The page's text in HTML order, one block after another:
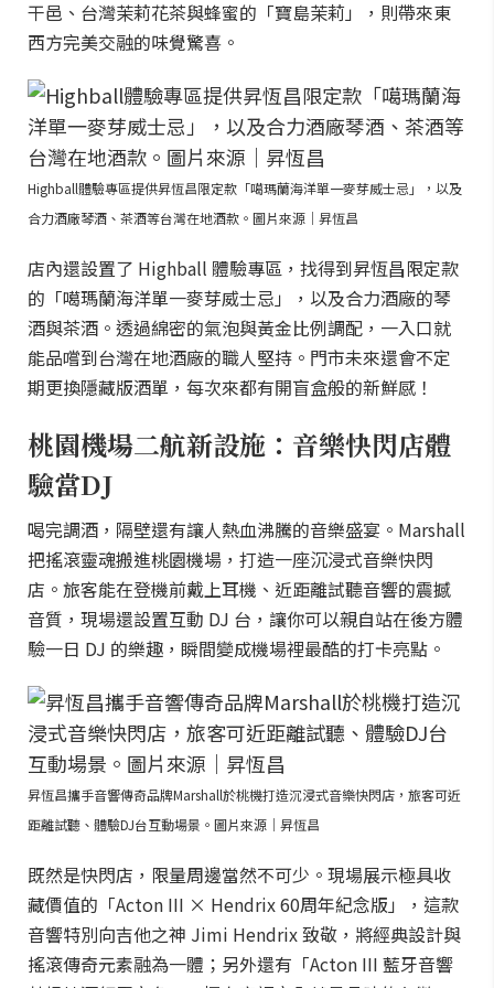
干邑、台灣茉莉花茶與蜂蜜的「寶島茉莉」，則帶來東
西方完美交融的味覺驚喜。
Highball體驗專區提供昇恆昌限定款「噶瑪蘭海洋單一麥芽威士忌」，以及
合力酒廠琴酒、茶酒等台灣在地酒款。圖片來源｜昇恆昌
店內還設置了 Highball 體驗專區，找得到昇恆昌限定款
的「噶瑪蘭海洋單一麥芽威士忌」，以及合力酒廠的琴
酒與茶酒。透過綿密的氣泡與黃金比例調配，一入口就
能品嚐到台灣在地酒廠的職人堅持。門市未來還會不定
期更換隱藏版酒單，每次來都有開盲盒般的新鮮感！
桃園機場二航新設施：音樂快閃店體
驗當DJ
喝完調酒，隔壁還有讓人熱血沸騰的音樂盛宴。Marshall
把搖滾靈魂搬進桃園機場，打造一座沉浸式音樂快閃
店。旅客能在登機前戴上耳機、近距離試聽音響的震撼
音質，現場還設置互動 DJ 台，讓你可以親自站在後方體
驗一日 DJ 的樂趣，瞬間變成機場裡最酷的打卡亮點。
昇恆昌攜手音響傳奇品牌Marshall於桃機打造沉浸式音樂快閃店，旅客可近
距離試聽、體驗DJ台互動場景。圖片來源｜昇恆昌
既然是快閃店，限量周邊當然不可少。現場展示極具收
藏價值的「Acton III × Hendrix 60周年紀念版」，這款
音響特別向吉他之神 Jimi Hendrix 致敬，將經典設計與
搖滾傳奇元素融為一體；另外還有「Acton III 藍牙音響